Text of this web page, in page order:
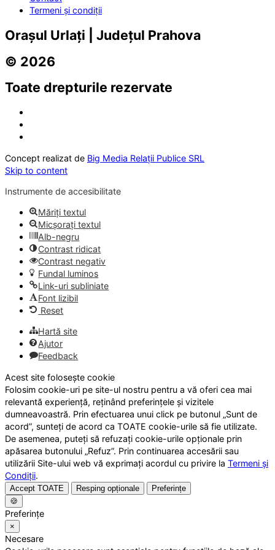
Termeni și condiții
Orașul Urlați | Județul Prahova
© 2026
Toate drepturile rezervate
Concept realizat de Big Media Relații Publice SRL
Skip to content
Instrumente de accesibilitate
Măriți textul
Micșorați textul
Alb-negru
Contrast ridicat
Contrast negativ
Fundal luminos
Link-uri subliniate
Font lizibil
Reset
Hartă site
Ajutor
Feedback
Acest site folosește cookie
Folosim cookie-uri pe site-ul nostru pentru a vă oferi cea mai
relevantă experiență, reținând preferințele și vizitele
dumneavoastră. Prin efectuarea unui click pe butonul „Sunt de
acord”, sunteți de acord ca TOATE cookie-urile să fie utilizate.
De asemenea, puteți să refuzați cookie-urile opționale prin
apăsarea butonului „Refuz”. Prin continuarea accesării sau
utilizării Site-ului web vă exprimați acordul cu privire la Termeni și
Condiții.
Accept TOATE Resping opționale
Preferințe
🍪
Preferințe
×
Necesare